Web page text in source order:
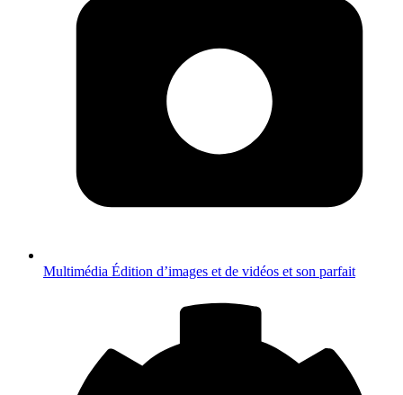
Multimédia Édition d’images et de vidéos et son parfait